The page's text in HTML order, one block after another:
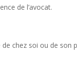
de l’avocat.
chez soi ou de son